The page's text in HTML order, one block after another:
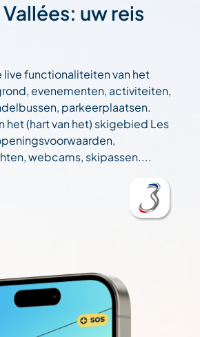
uw reis
live functionaliteiten van het
evenementen, activiteiten,
parkeerplaatsen.
het (hart van het) skigebied Les
webcams, skipassen....